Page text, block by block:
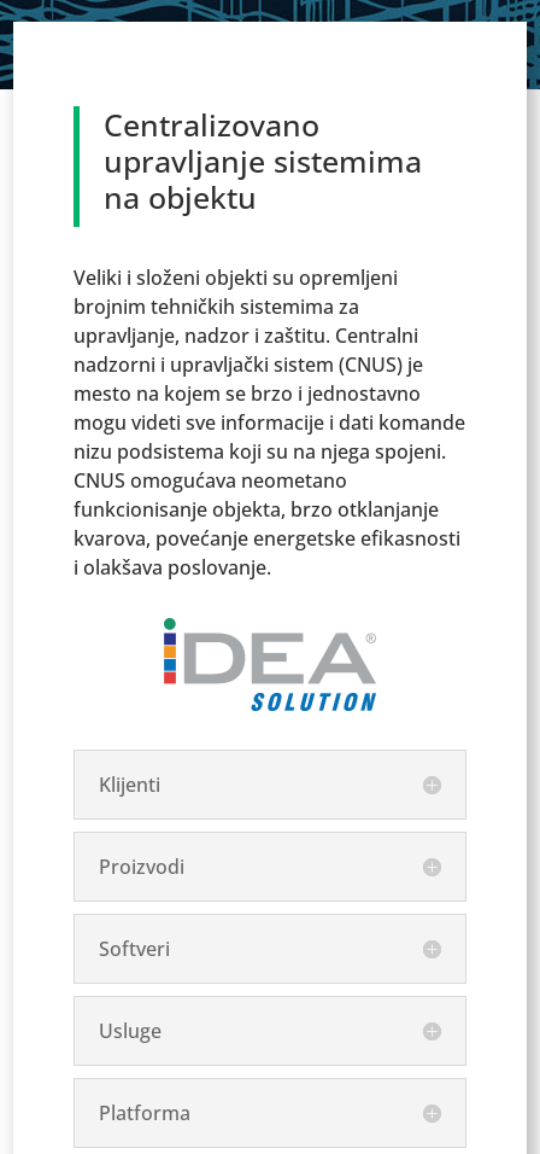
Centralizovano
upravljanje sistemima
na objektu
Veliki i složeni objekti su opremljeni
brojnim tehničkih sistemima za
upravljanje, nadzor i zaštitu. Centralni
nadzorni i upravljački sistem (CNUS) je
mesto na kojem se brzo i jednostavno
mogu videti sve informacije i dati komande
nizu podsistema koji su na njega spojeni.
CNUS omogućava neometano
funkcionisanje objekta, brzo otklanjanje
kvarova, povećanje energetske efikasnosti
i olakšava poslovanje.
Klijenti
Proizvodi
Softveri
Usluge
Platforma